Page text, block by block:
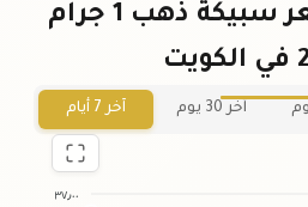
رسم بياني لسعر سبيكة ذهب 1 جرام
آخر 30 يوم آخر 7 أيام
٣٧٫٠٠